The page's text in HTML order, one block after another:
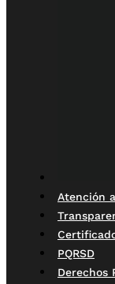
Atención
PQRSD
Derechos